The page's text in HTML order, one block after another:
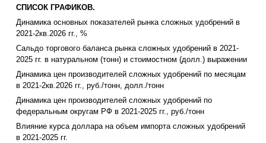
СПИСОК ГРАФИКОВ.
Динамика основных показателей рынка сложных удобрений в
2021-2кв.2026 гг., %
Сальдо торгового баланса рынка сложных удобрений в 2021-
2025 гг. в натуральном (тонн) и стоимостном (долл.) выражении
Динамика цен производителей сложных удобрений по месяцам
в 2021-2кв.2026 гг., руб./тонн, долл./тонн
Динамика цен производителей сложных удобрений по
федеральным округам РФ в 2021-2025 гг., руб./тонн
Влияние курса доллара на объем импорта сложных удобрений
в 2021-2025 гг.